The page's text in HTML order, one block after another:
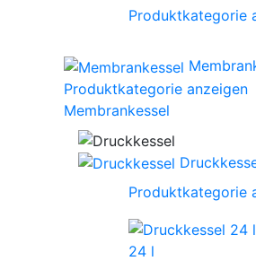
Produktkategorie
Produktkategorie anzeigen
Membrankessel
Produktkategorie
24 l